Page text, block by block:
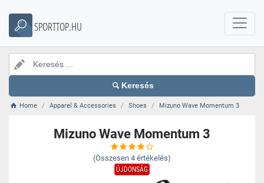
SPORTTOP.HU
Keresés
Home Apparel & Accessories Shoes Mizuno Wave Momentum 3
Mizuno Wave Momentum 3
(Összesen 4 értékelés)
ÚJDONSÁG